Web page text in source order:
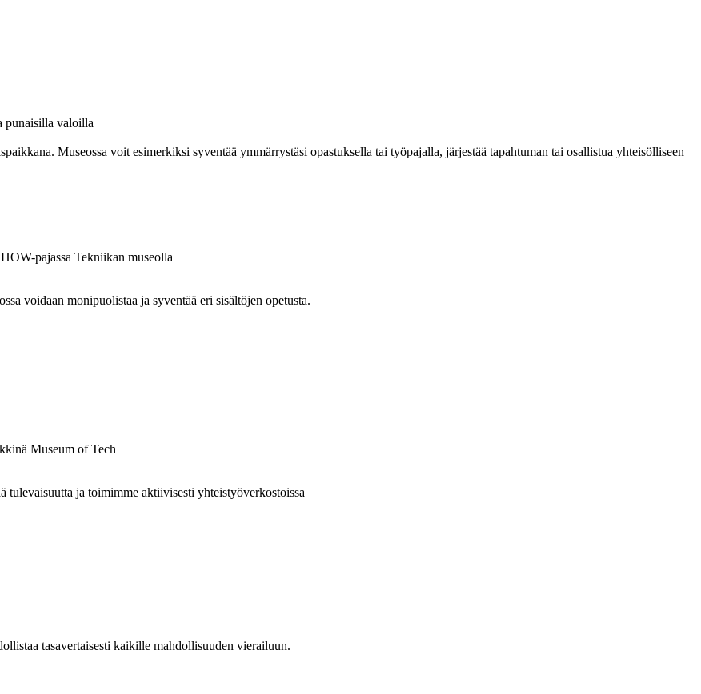
Museossa voit esimerkiksi syventää ymmärrystäsi opastuksella tai työpajalla, järjestää tapahtuman tai osallistua yhteisölliseen
voidaan monipuolistaa ja syventää eri sisältöjen opetusta.
tulevaisuutta ja toimimme aktiivisesti yhteistyöverkostoissa
tasavertaisesti kaikille mahdollisuuden vierailuun.